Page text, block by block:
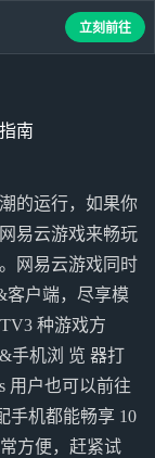
南
的运行，如果你
易云游戏来畅玩
网易云游戏同时
客户端，尽享模
种游戏方
手机浏 览 器打
用户也可以前往
手机都能畅享 10
方便，赶紧试
立刻前往